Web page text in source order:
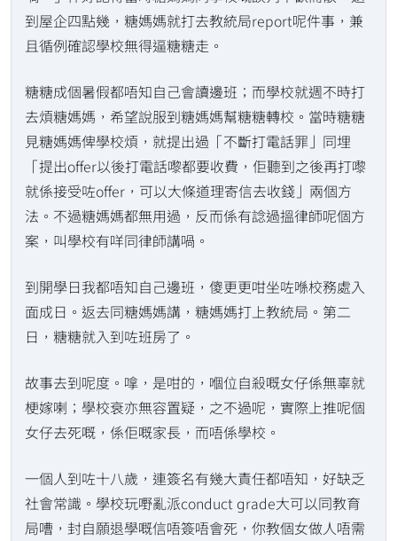
到屋企四點幾，糖媽媽就打去教統局report呢件事，兼
且循例確認學校無得逼糖糖走。
糖糖成個暑假都唔知自己會讀邊班；而學校就週不時打
去煩糖媽媽，希望說服到糖媽媽幫糖糖轉校。當時糖糖
見糖媽媽俾學校煩，就提出過「不斷打電話罪」同埋
「提出offer以後打電話嚟都要收費，佢聽到之後再打嚟
就係接受咗offer，可以大條道理寄信去收錢」兩個方
法。不過糖媽媽都無用過，反而係有諗過搵律師呢個方
案，叫學校有咩同律師講喎。
到開學日我都唔知自己邊班，傻更更咁坐咗喺校務處入
面成日。返去同糖媽媽講，糖媽媽打上教統局。第二
日，糖糖就入到咗班房了。
故事去到呢度。嗱，是咁的，嗰位自殺嘅女仔係無辜就
梗嫁喇；學校衰亦無容置疑，之不過呢，實際上推呢個
女仔去死嘅，係佢嘅家長，而唔係學校。
一個人到咗十八歲，連簽名有幾大責任都唔知，好缺乏
社會常識。學校玩嘢亂派conduct grade大可以同教育
局嘈，封自願退學嘅信唔簽唔會死，你教個女做人唔需